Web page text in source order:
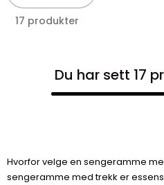
17 produkter
Du har sett 17
Hvorfor velge en sengeramme
sengeramme med trekk er